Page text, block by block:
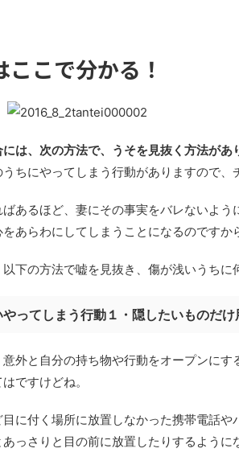
こで分かる！
は、次の方法で、うそを見抜く方法があ
ちにやってしまう行動がありますので、
あるほど、妻にその事実をバレないよう
あらわにしてしまうことになるのですか
下の方法で嘘を見抜き、傷が浅いうちに
ってしまう行動１・隠したいものだけ
外と自分の持ち物や行動をオープンにす
ですけどね。
に付く場所に放置しなかった携帯電話
っさりと目の前に放置したりするように